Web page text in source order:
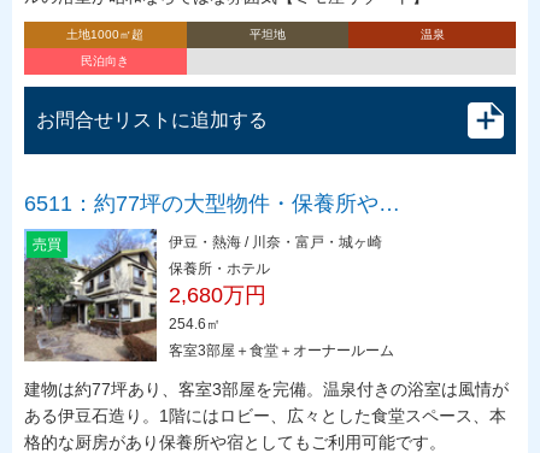
土地1000㎡超 平坦地
温泉
民泊向き
お問合せリストに追加する
6511：約77坪の大型物件・保養所や…
売買
伊豆・熱海 / 川奈・富戸・城ヶ崎
保養所・ホテル
2,680万円
254.6㎡
客室3部屋＋食堂＋オーナールーム
建物は約77坪あり、客室3部屋を完備。温泉付きの浴室は風情が
ある伊豆石造り。1階にはロビー、広々とした食堂スペース、本
格的な厨房があり保養所や宿としてもご利用可能です。